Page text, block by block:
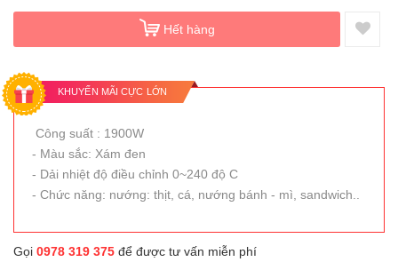
Hết hàng
KHUYẾN MÃI CỰC LỚN
Công suất : 1900W
- Màu sắc: Xám đen
- Dải nhiệt độ điều chỉnh 0~240 độ C
- Chức năng: nướng: thịt, cá, nướng bánh - mì, sandwich..
Gọi 0978 319 375 để được tư vấn miễn phí